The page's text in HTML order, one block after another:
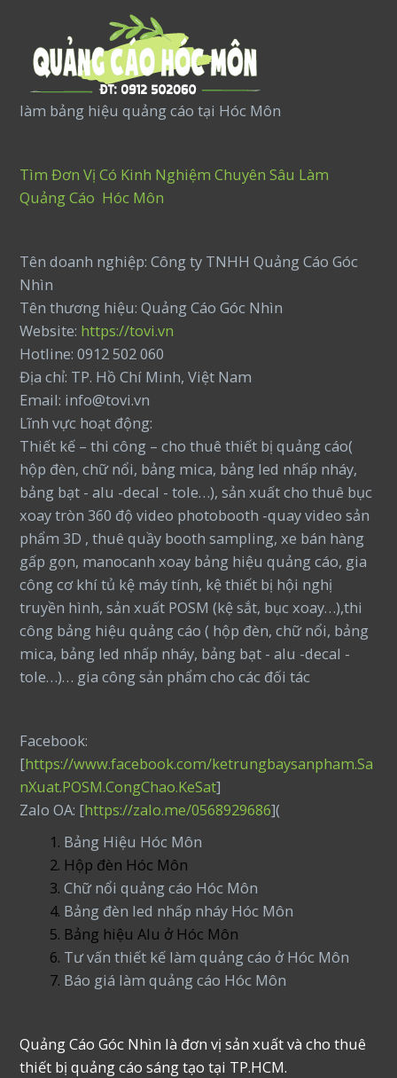
làm bảng hiệu quảng cáo tại Hóc Môn
Tìm Đơn Vị Có Kinh Nghiệm Chuyên Sâu Làm
Quảng Cáo Hóc Môn
Tên doanh nghiệp: Công ty TNHH Quảng Cáo Góc
Nhìn
Tên thương hiệu: Quảng Cáo Góc Nhìn
Website: https://tovi.vn
Hotline: 0912 502 060
Địa chỉ: TP. Hồ Chí Minh, Việt Nam
Email: info@tovi.vn
Lĩnh vực hoạt động:
Thiết kế – thi công – cho thuê thiết bị quảng cáo(
hộp đèn, chữ nổi, bảng mica, bảng led nhấp nháy,
bảng bạt - alu -decal - tole…), sản xuất cho thuê bục
xoay tròn 360 độ video photobooth -quay video sản
phẩm 3D , thuê quầy booth sampling, xe bán hàng
gấp gọn, manocanh xoay bảng hiệu quảng cáo, gia
công cơ khí tủ kệ máy tính, kệ thiết bị hội nghị
truyền hình, sản xuất POSM (kệ sắt, bục xoay…),thi
công bảng hiệu quảng cáo ( hộp đèn, chữ nổi, bảng
mica, bảng led nhấp nháy, bảng bạt - alu -decal -
tole…)… gia công sản phẩm cho các đối tác
Facebook:
[https://www.facebook.com/ketrungbaysanpham.Sa
nXuat.POSM.CongChao.KeSat]
Zalo OA: [https://zalo.me/0568929686](
Bảng Hiệu Hóc Môn
Hộp đèn Hóc Môn
Chữ nổi quảng cáo Hóc Môn
Bảng đèn led nhấp nháy Hóc Môn
Bảng hiệu Alu ở Hóc Môn
Tư vấn thiết kế làm quảng cáo ở Hóc Môn
Báo giá làm quảng cáo Hóc Môn
Quảng Cáo Góc Nhìn là đơn vị sản xuất và cho thuê
thiết bị quảng cáo sáng tạo tại TP.HCM.